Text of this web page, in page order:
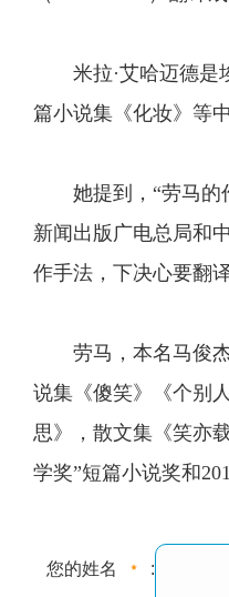
米拉·艾哈迈德是埃
篇小说集《化妆》等
她提到，“劳马的作
新闻出版广电总局和
作手法，下决心要翻
劳马，本名马俊杰
说集《傻笑》《个别
思》，散文集《笑亦
学奖”短篇小说奖和
您的姓名 :